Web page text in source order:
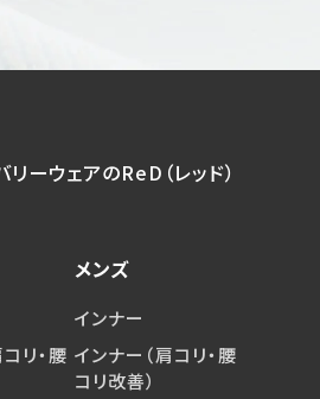
リーウェアのReD（レッド）
リ・腰
メンズ
インナー
インナー（肩コリ・腰
コリ改善）